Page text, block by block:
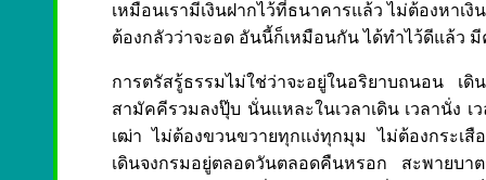
เหมือนเรามีเงินฝากไว้ที่ธนาคารแล้ว ไม่ต้องหาเ
ต้องกลัวว่าจะอด อันนี้ก็เหมือนกัน ได้ทำไว้ดีแล้ว
การตรัสรู้ธรรมไม่ใช่ว่าจะอยู่ในอริยาบถนอน
สามัคคีรวมลงปุ๊บ นั่นแหละในเวลาเดิน เวลานั่ง
เฒ่า ไม่ต้องขวนขวายทุกแง่ทุกมุม ไม่ต้องกระเสื
เดินจงกรมอยู่ตลอดวันตลอดคืนหรอก สะพายบา